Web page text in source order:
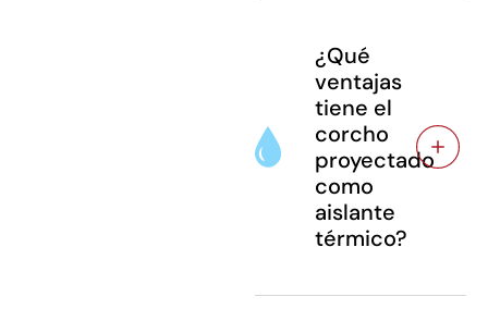
¿Qué
ventajas
tiene el
corcho
proyectado
como
aislante
térmico?